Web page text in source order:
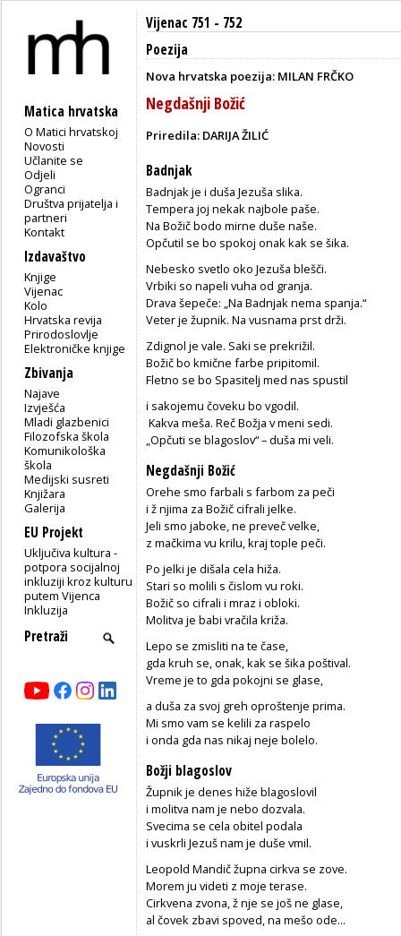
Matica hrvatska
O Matici hrvatskoj
Novosti
Učlanite se
Odjeli
Ogranci
Društva prijatelja i
partneri
Kontakt
Izdavaštvo
Knjige
Vijenac
Kolo
Hrvatska revija
Prirodoslovlje
Elektroničke knjige
Zbivanja
Najave
Izvješća
Mladi glazbenici
Filozofska škola
Komunikološka
škola
Medijski susreti
Knjižara
Galerija
EU Projekt
Uključiva kultura -
potpora socijalnoj
inkluziji kroz kulturu
putem Vijenca
Inkluzija
Vijenac 751 - 752
Poezija
Nova hrvatska poezija: MILAN FRČKO
Negdašnji Božić
Priredila: DARIJA ŽILIĆ
Badnjak
Badnjak je i duša Jezuša slika.
Tempera joj nekak najbole paše.
Na Božič bodo mirne duše naše.
Opčutil se bo spokoj onak kak se šika.
Nebesko svetlo oko Jezuša blešči.
Vrbiki so napeli vuha od granja.
Drava šepeče: „Na Badnjak nema spanja.“
Veter je župnik. Na vusnama prst drži.
Zdignol je vale. Saki se prekrižil.
Božič bo kmične farbe pripitomil.
Fletno se bo Spasitelj med nas spustil
i sakojemu čoveku bo vgodil.
Kakva meša. Reč Božja v meni sedi.
„Opčuti se blagoslov“ – duša mi veli.
Negdašnji Božić
Orehe smo farbali s farbom za peči
i ž njima za Božič cifrali jelke.
Jeli smo jaboke, ne preveč velke,
z mačkima vu krilu, kraj tople peči.
Po jelki je dišala cela hiža.
Stari so molili s čislom vu roki.
Božič so cifrali i mraz i obloki.
Molitva je babi vračila križa.
Lepo se zmisliti na te čase,
gda kruh se, onak, kak se šika poštival.
Vreme je to gda pokojni se glase,
a duša za svoj greh oproštenje prima.
Mi smo vam se kelili za raspelo
i onda gda nas nikaj neje bolelo.
Božji blagoslov
Župnik je denes hiže blagoslovil
i molitva nam je nebo dozvala.
Svecima se cela obitel podala
i vuskrli Jezuš nam je duše vmil.
Leopold Mandič župna cirkva se zove.
Morem ju videti z moje terase.
Cirkvena zvona, ž nje se još ne glase,
al čovek zbavi spoved, na mešo ode...